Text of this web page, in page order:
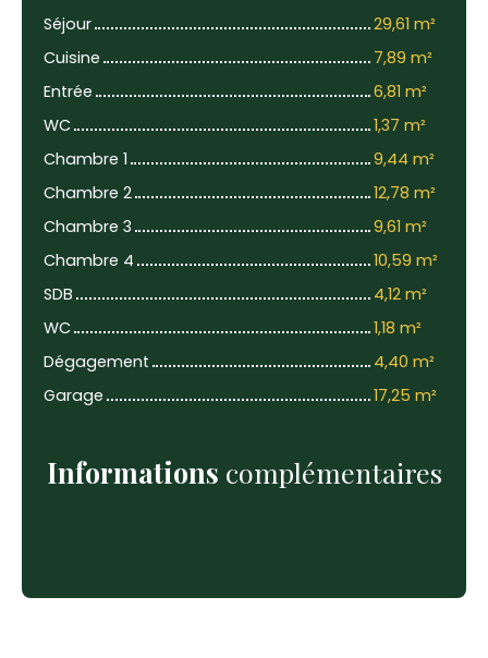
Séjour
29,61 m²
Cuisine
7,89 m²
Entrée
6,81 m²
WC
1,37 m²
Chambre 1
9,44 m²
Chambre 2
12,78 m²
Chambre 3
9,61 m²
Chambre 4
10,59 m²
SDB
4,12 m²
WC
1,18 m²
Dégagement
4,40 m²
Garage
17,25 m²
Informations complémentaires